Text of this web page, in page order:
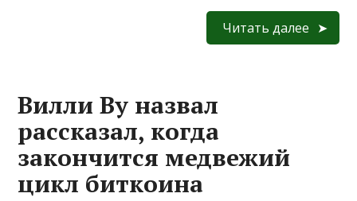
Читать далее
Вилли Ву назвал
рассказал, когда
закончится медвежий
цикл биткоина